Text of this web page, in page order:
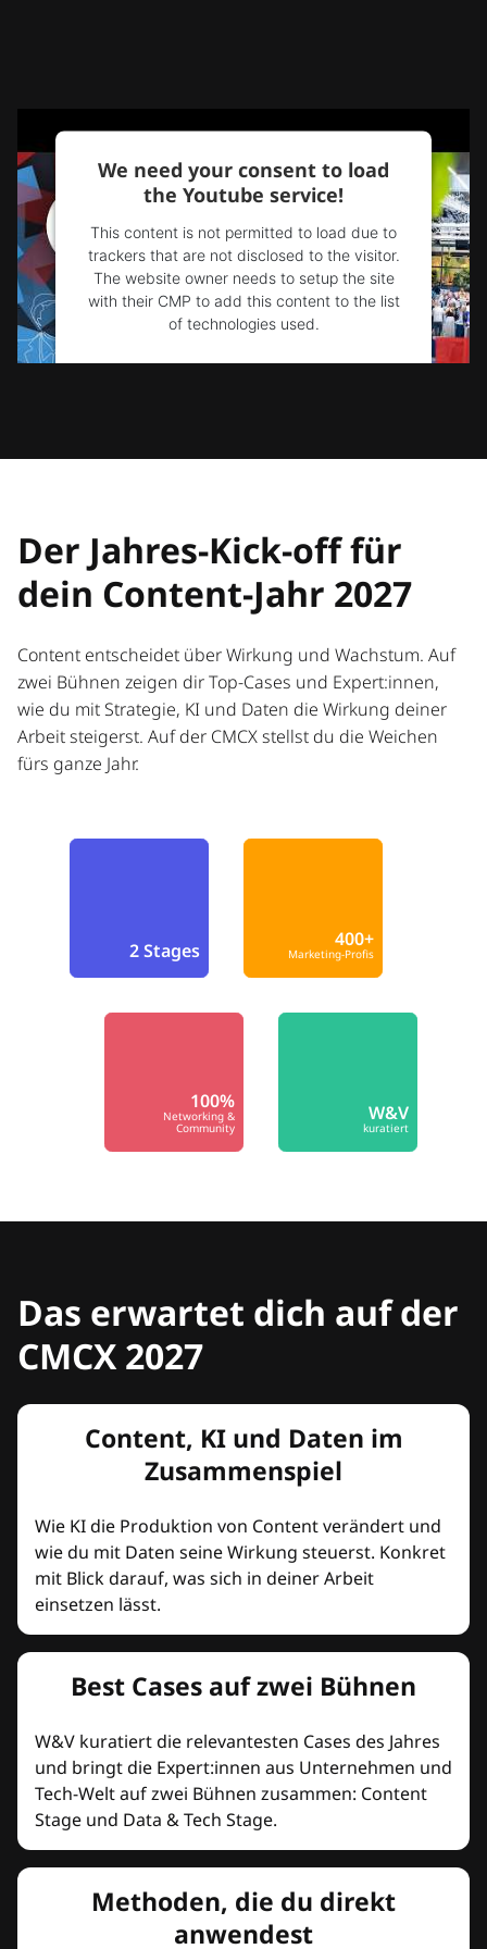
We need your consent to load
the Youtube service!
This content is not permitted to load due to
trackers that are not disclosed to the visitor.
The website owner needs to setup the site
with their CMP to add this content to the list
of technologies used.
Powered byUsercentrics Consent
Der Jahres-Kick-off für
dein Content-Jahr 2027
Content entscheidet über Wirkung und Wachstum. Auf
zwei Bühnen zeigen dir Top-Cases und Expert:innen,
wie du mit Strategie, KI und Daten die Wirkung deiner
Arbeit steigerst. Auf der CMCX stellst du die Weichen
fürs ganze Jahr.
2 Stages 400+
Marketing-Profis
100%
Networking &
Community
W&V
kuratiert
Das erwartet dich auf der
CMCX 2027
Content, KI und Daten im
Zusammenspiel
Wie KI die Produktion von Content verändert und
wie du mit Daten seine Wirkung steuerst. Konkret
mit Blick darauf, was sich in deiner Arbeit
einsetzen lässt.
Best Cases auf zwei Bühnen
W&V kuratiert die relevantesten Cases des Jahres
und bringt die Expert:innen aus Unternehmen und
Tech-Welt auf zwei Bühnen zusammen: Content
Stage und Data & Tech Stage.
Methoden, die du direkt
anwendest